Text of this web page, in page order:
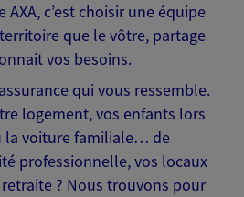
AXA, c’est choisir une équipe
que le vôtre, partage
vos besoins.
qui vous ressemble.
logement, vos enfants lors
la voiture familiale… de
professionnelle, vos locaux
? Nous trouvons pour